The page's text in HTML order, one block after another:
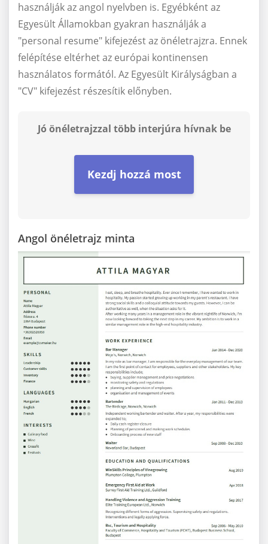
használják az angol nyelvben is. Egyébként az
Egyesült Államokban gyakran használják a
"personal resume" kifejezést az önéletrajzra. Ennek
felépítése eltérhet az európai kontinensen
használatos formától. Az Egyesült Királyságban a
"CV" kifejezést részesítik előnyben.
Jó önéletrajzzal több interjúra hívnak be
Kezdj hozzá most
Angol önéletrajz minta